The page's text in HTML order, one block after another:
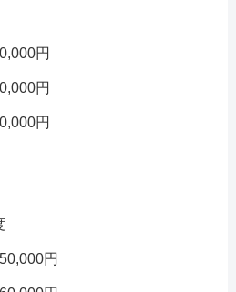
円
円
円
円